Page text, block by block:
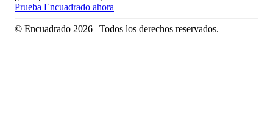
Prueba Encuadrado ahora
© Encuadrado 2026 | Todos los derechos reservados.